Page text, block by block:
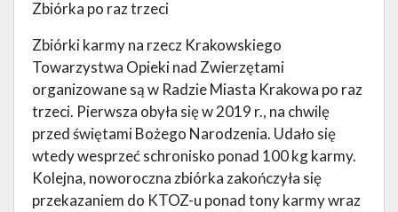
Zbiórka po raz trzeci
Zbiórki karmy na rzecz Krakowskiego
Towarzystwa Opieki nad Zwierzętami
organizowane są w Radzie Miasta Krakowa po raz
trzeci. Pierwsza obyła się w 2019 r., na chwilę
przed świętami Bożego Narodzenia. Udało się
wtedy wesprzeć schronisko ponad 100 kg karmy.
Kolejna, noworoczna zbiórka zakończyła się
przekazaniem do KTOZ-u ponad tony karmy wraz